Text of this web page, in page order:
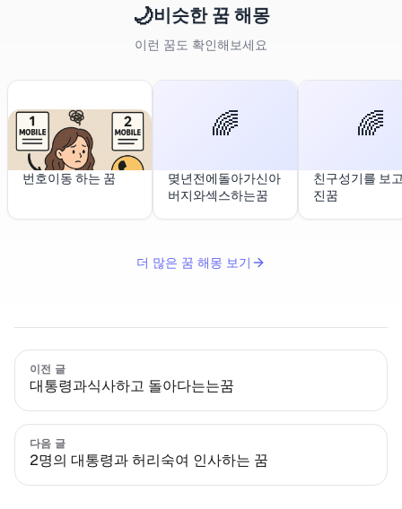
🌙비슷한 꿈 해몽
이런 꿈도 확인해보세요
번호이동 하는 꿈
🌈
몆년전에돌아가신아
버지와섹스하는꿈
🌈
친구성기를 보
진꿈
더 많은 꿈 해몽 보기
이전 글
대통령과식사하고 돌아다는는꿈
다음 글
2명의 대통령과 허리숙여 인사하는 꿈